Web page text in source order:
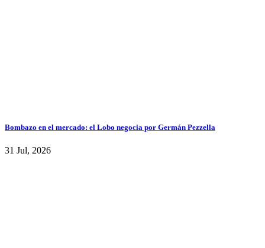
Bombazo en el mercado: el Lobo negocia por Germán Pezzella
31 Jul, 2026